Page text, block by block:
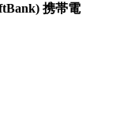
携帯電